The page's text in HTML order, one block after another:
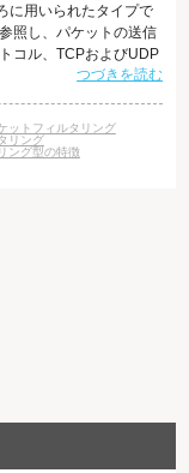
に用いられたタイプで
照し、パケットの送信
コル、TCPおよびUDP
の許可、もしくは拒否
。 拒否された場合は
す。 パケットフィルタ
つづきを読む
ットフィルタリング
リング
ング型の特徴